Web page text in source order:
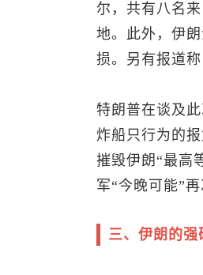
尔，共有八名
地。此外，伊
损。另有报道
特朗普在谈及
炸船只行为的
摧毁伊朗“最高
军“今晚可能”
三、伊朗的强